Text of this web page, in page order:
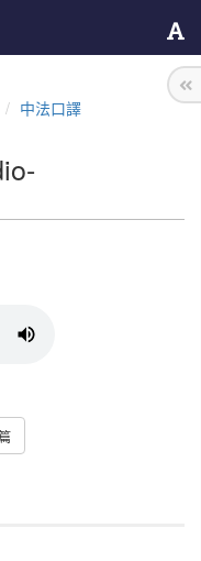
中法口譯